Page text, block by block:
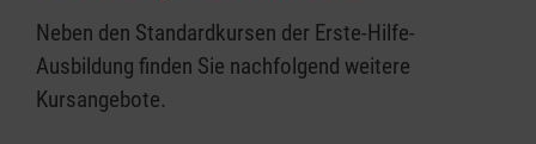
Neben den Standardkursen der Erste-Hilfe-
Ausbildung finden Sie nachfolgend weitere
Kursangebote.